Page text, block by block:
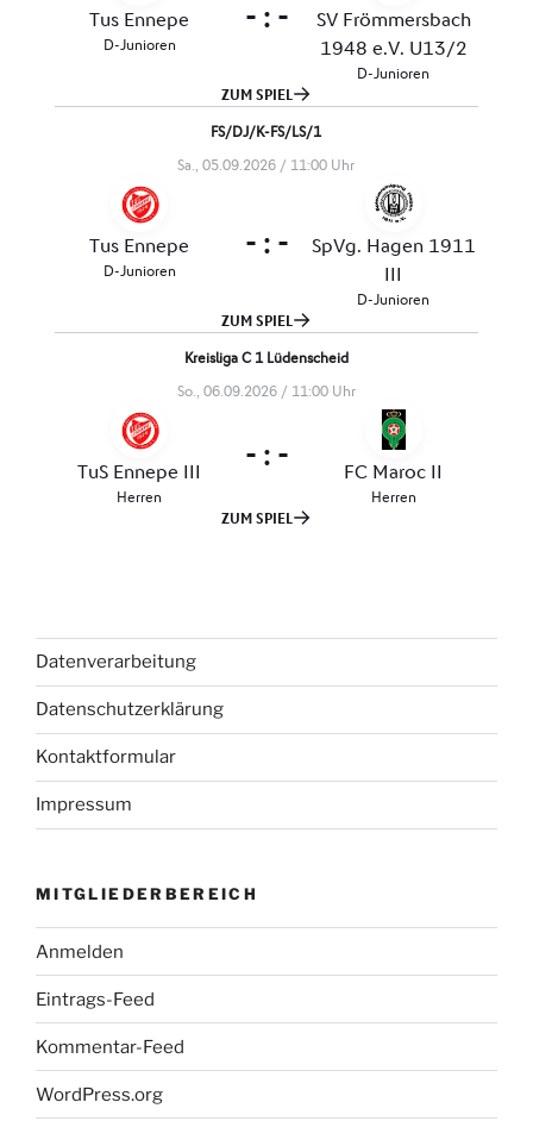
Datenverarbeitung
Datenschutzerklärung
Kontaktformular
Impressum
MITGLIEDERBEREICH
Anmelden
Eintrags-Feed
Kommentar-Feed
WordPress.org